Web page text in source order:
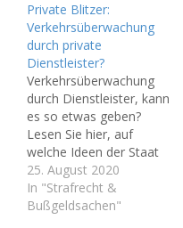
Private Blitzer:
Verkehrsüberwachung
durch private
Dienstleister?
Verkehrsüberwachung
durch Dienstleister, kann
es so etwas geben?
Lesen Sie hier, auf
welche Ideen der Staat
kommt, wenn es um
Bußgeldeinnahmen geht.
(Thema: Private Blitzer).
25. August 2020
In "Strafrecht &
Bußgeldsachen"